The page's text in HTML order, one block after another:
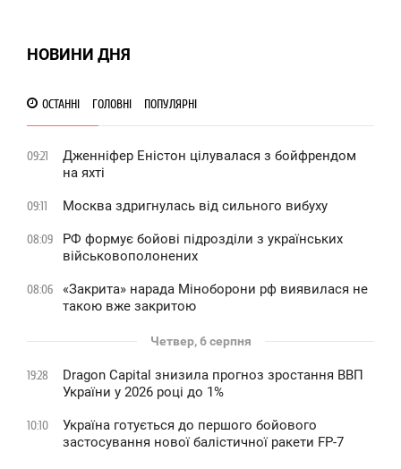
НОВИНИ ДНЯ
ОСТАННІ ГОЛОВНІ ПОПУЛЯРНІ
09:21
Дженніфер Еністон цілувалася з бойфрендом
на яхті
09:11 Москва здригнулась від сильного вибуху
08:09
РФ формує бойові підрозділи з українських
військовополонених
08:06
«Закрита» нарада Міноборони рф виявилася не
такою вже закритою
Четвер, 6 серпня
19:28
Dragon Capital знизила прогноз зростання ВВП
України у 2026 році до 1%
10:10
Україна готується до першого бойового
застосування нової балістичної ракети FP-7